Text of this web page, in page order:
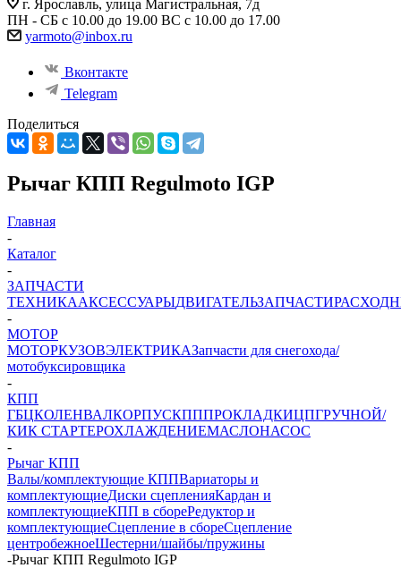
г. Ярославль, улица Магистральная, 7д
ПН - СБ с 10.00 до 19.00 ВС с 10.00 до 17.00
yarmoto@inbox.ru
Вконтакте
Telegram
Поделиться
Рычаг КПП Regulmoto IGP
Главная
-
Каталог
-
ЗАПЧАСТИ
ТЕХНИКААКСЕССУАРЫДВИГАТЕЛЬЗАПЧАСТИ
-
МОТОР
МОТОРКУЗОВЭЛЕКТРИКАЗапчасти для снегохода/
мотобуксировщика
-
КПП
ГБЦКОЛЕНВАЛКОРПУСКПППРОКЛАДКИЦПГРУЧНОЙ/
КИК СТАРТЕРОХЛАЖДЕНИЕМАСЛОНАСОС
-
Рычаг КПП
Валы/комплектующие КППВариаторы и
комплектующиеДиски сцепленияКардан и
комплектующиеКПП в сбореРедуктор и
комплектующиеСцепление в сбореСцепление
центробежноеШестерни/шайбы/пружины
-Рычаг КПП Regulmoto IGP